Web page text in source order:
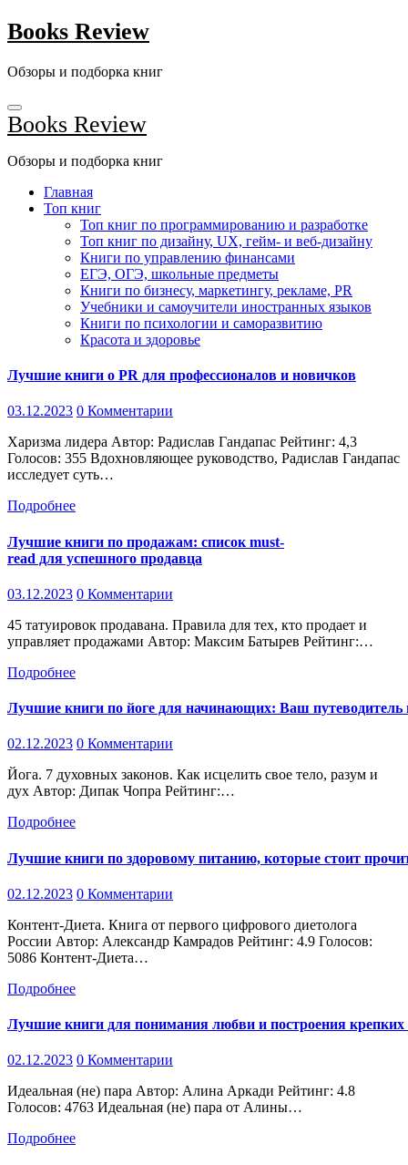
Перейти
к
Books Review
Обзоры и подборка книг
Books Review
Обзоры и подборка книг
Главная
Топ книг
Топ книг по программированию и разработке
Топ книг по дизайну, UX, гейм- и веб-дизайну
Книги по управлению финансами
ЕГЭ, ОГЭ, школьные предметы
Книги по бизнесу, маркетингу, рекламе, PR
Учебники и самоучители иностранных языков
Книги по психологии и саморазвитию
Красота и здоровье
Лучшие книги о PR для профессионалов и новичков
03.12.2023 0 Комментарии
Харизма лидера Автор: Радислав Гандапас Рейтинг: 4,3
Голосов: 355 Вдохновляющее руководство, Радислав Гандапас
исследует суть…
Подробнее
Лучшие книги по продажам: список must-
read для успешного продавца
03.12.2023 0 Комментарии
45 татуировок продавана. Правила для тех, кто продает и
управляет продажами Автор: Максим Батырев Рейтинг:…
Подробнее
Лучшие книги по йоге для начинающих: Ваш путеводитель
02.12.2023 0 Комментарии
Йога. 7 духовных законов. Как исцелить свое тело, разум и
дух Автор: Дипак Чопра Рейтинг:…
Подробнее
Лучшие книги по здоровому питанию, которые стоит
02.12.2023 0 Комментарии
Контент-Диета. Книга от первого цифрового диетолога
России Автор: Александр Камрадов Рейтинг: 4.9 Голосов:
5086 Контент-Диета…
Подробнее
Лучшие книги для понимания любви и построения
02.12.2023 0 Комментарии
Идеальная (не) пара Автор: Алина Аркади Рейтинг: 4.8
Голосов: 4763 Идеальная (не) пара от Алины…
Подробнее